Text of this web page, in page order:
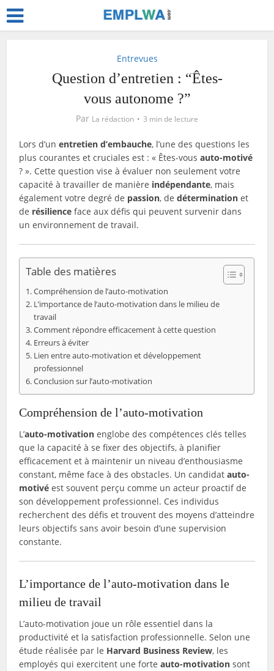
Entrevues
Question d’entretien : “Êtes-
vous autonome ?”
Par La rédaction 3 min de lecture
Lors d’unentretien d’embauche, l’une des questions les
plus courantes et cruciales est : « Êtes-vousauto-motivé
? ». Cette question vise à évaluer non seulement votre
capacité à travailler de manière indépendante, mais
également votre degré de passion, dedétermination et
de résilience face aux défis qui peuvent survenir dans
un environnement de travail.
Table des matières
Compréhension de l’auto-motivation
L’importance de l’auto-motivation dans le milieu de
travail
Comment répondre efficacement à cette question
Erreurs à éviter
Lien entre auto-motivation et développement
professionnel
Conclusion sur l’auto-motivation
Compréhension de l’auto-motivation
L’auto-motivation englobe des compétences clés telles
que la capacité à se fixer des objectifs, à planifier
efficacement et à maintenir un niveau d’enthousiasme
constant, même face à des obstacles. Un candidatauto-
motivé est souvent perçu comme un acteur proactif de
son développement professionnel. Ces individus
recherchent des défis et trouvent des moyens d’atteindre
leurs objectifs sans avoir besoin d’une supervision
constante.
L’importance de l’auto-motivation dans le
milieu de travail
L’auto-motivation joue un rôle essentiel dans la
productivité et la satisfaction professionnelle. Selon une
étude réalisée par le Harvard Business Review, les
employés qui exercitent une forteauto-motivation sont